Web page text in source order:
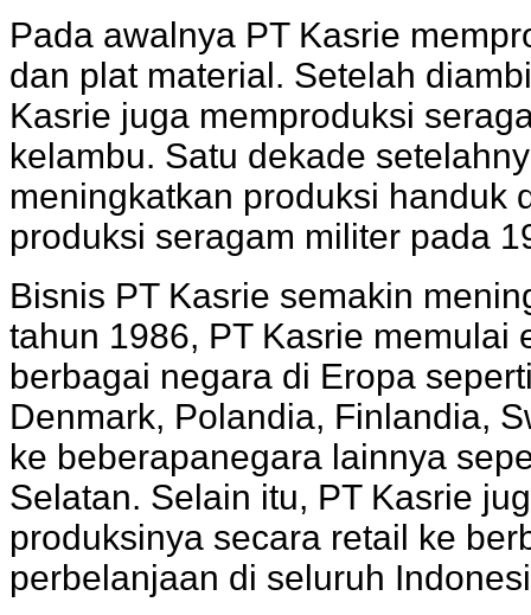
Pada awalnya PT Kasrie
dan plat material. Setelah
Kasrie juga memproduksi
kelambu. Satu dekade
meningkatkan produksi handuk
produksi seragam militer pada
Bisnis PT Kasrie semakin
tahun 1986, PT Kasrie memulai
berbagai negara di Eropa
Denmark, Polandia, Finlandia,
ke beberapanegara lainnya
Selatan. Selain itu, PT Kasrie
produksinya secara retail ke
perbelanjaan di seluruh